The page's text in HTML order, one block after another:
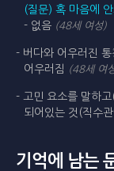
(질문) 혹 마음에
- 없음 (48세 여성)
- 버다와 어우러진 통
어우러짐
(48세 여
- 고민 요소를 말하
되어있는 것(직수
기억에 남는